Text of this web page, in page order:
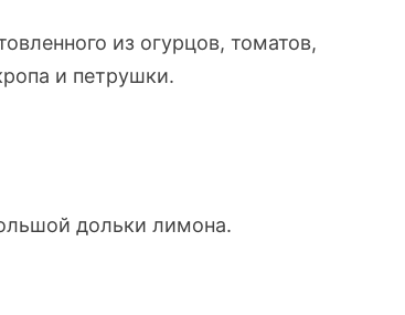
из огурцов, томатов,
и петрушки.
дольки лимона.